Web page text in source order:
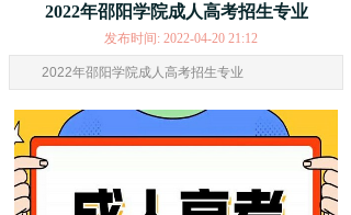
2022年邵阳学院成人高考招生专业
发布时间: 2022-04-20 21:12
2022年邵阳学院成人高考招生专业